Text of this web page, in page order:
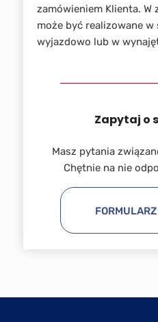
zamówieniem Klienta.
może być realizowane w
wyjazdowo lub w
Zapytaj o
Masz pytania
Chętnie na nie